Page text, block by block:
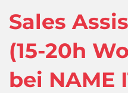
Sales
(15-20h
bei NAME